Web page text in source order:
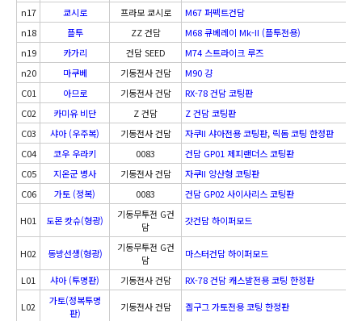
n17
쿄시로 프라모 쿄시로
M67 퍼펙트건담
n18
플투 ZZ 건담
M68 큐베레이 Mk-II (플투전용)
n19
카가리 건담 SEED
M74 스트라이크 루즈
n20
마쿠베 기동전사 건담
M90 걍
C01
아므로 기동전사 건담
RX-78 건담 코팅판
C02
카미유 비단 Z 건담
Z 건담 코팅판
C03
샤아 (우주복) 기동전사 건담 자쿠II 샤아전용 코팅판, 릭돔 코팅 한정판
C04
코우 우라키 0083
건담 GP01 제피랜더스 코팅판
C05
지온군 병사 기동전사 건담
자쿠II 양산형 코팅판
C06
가토 (정복) 0083 건담 GP02 사이사리스 코팅판
H01 도몬 캇슈(형광)
기동무투전 G건
담
갓건담 하이퍼모드
H02 동방선생(형광)
기동무투전 G건
담
마스터건담 하이퍼모드
L01 샤아 (투명판) 기동전사 건담 RX-78 건담 캐스발전용 코팅 한정판
L02
가토(정복투명
판)
기동전사 건담 겔구그 가토전용 코팅 한정판